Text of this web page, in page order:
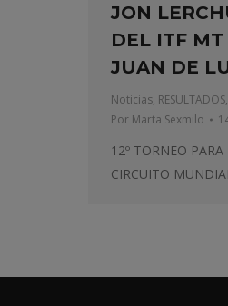
JON
DEL ITF
JUAN DE
Noticias, RESULTADOS,
Por Marta Sexmilo
12º TORNEO
CIRCUITO